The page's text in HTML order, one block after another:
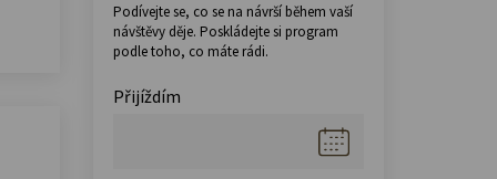
Podívejte se, co se na návrší během vaší
návštěvy děje. Poskládejte si program
podle toho, co máte rádi.
Přijíždím